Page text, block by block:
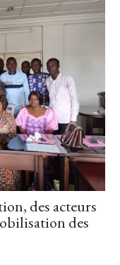
des acteurs
des